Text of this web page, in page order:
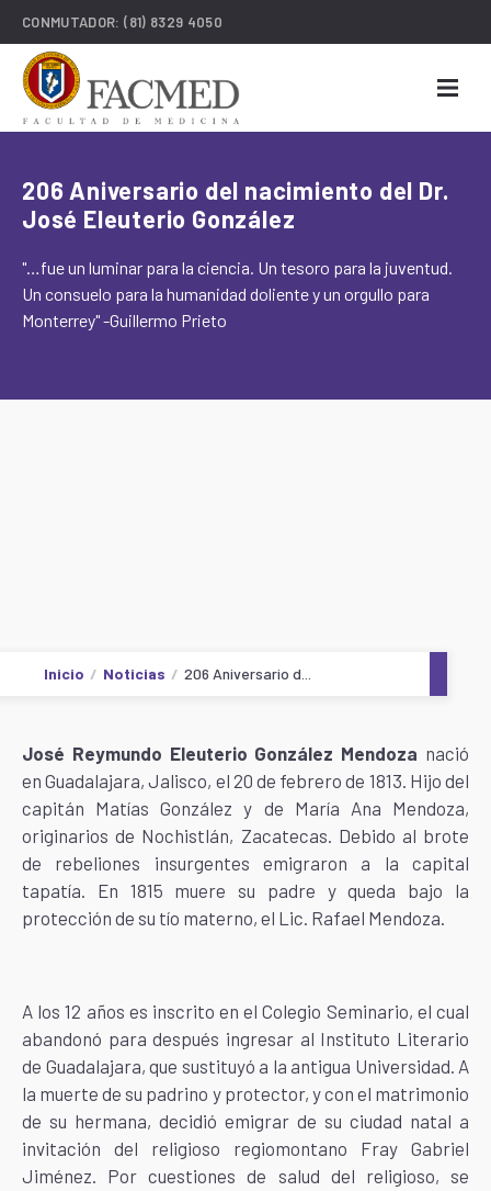
CONMUTADOR:(81) 8329 4050
206 Aniversario del nacimiento del Dr.
José Eleuterio González
"…fue un luminar para la ciencia. Un tesoro para la juventud.
Un consuelo para la humanidad doliente y un orgullo para
Monterrey" -Guillermo Prieto
Inicio Noticias 206 Aniversario d...
José Reymundo Eleuterio González Mendoza nació
en Guadalajara, Jalisco, el 20 de febrero de 1813. Hijo del
capitán Matías González y de María Ana Mendoza,
originarios de Nochistlán, Zacatecas. Debido al brote
de rebeliones insurgentes emigraron a la capital
tapatía. En 1815 muere su padre y queda bajo la
protección de su tío materno, el Lic. Rafael Mendoza.
A los 12 años es inscrito en el Colegio Seminario, el cual
abandonó para después ingresar al Instituto Literario
de Guadalajara, que sustituyó a la antigua Universidad. A
la muerte de su padrino y protector, y con el matrimonio
de su hermana, decidió emigrar de su ciudad natal a
invitación del religioso regiomontano Fray Gabriel
Jiménez. Por cuestiones de salud del religioso, se